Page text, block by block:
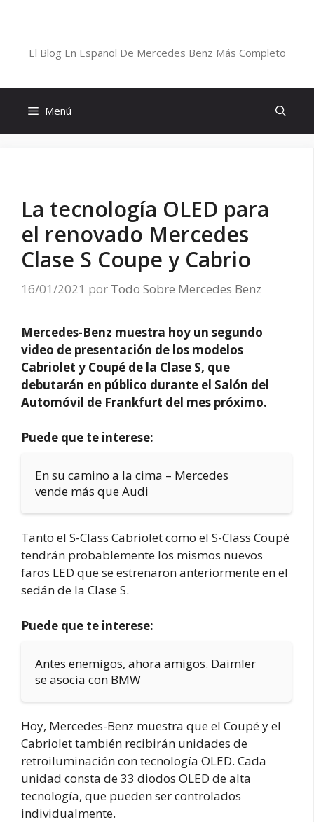
El Blog En Español De Mercedes Benz Más Completo
Menú
La tecnología OLED para
el renovado Mercedes
Clase S Coupe y Cabrio
16/01/2021 por Todo Sobre Mercedes Benz
Mercedes-Benz muestra hoy un segundo
video de presentación de los modelos
Cabriolet y Coupé de la Clase S, que
debutarán en público durante el Salón del
Automóvil de Frankfurt del mes próximo.
Puede que te interese:
En su camino a la cima – Mercedes
vende más que Audi
Tanto el S-Class Cabriolet como el S-Class Coupé
tendrán probablemente los mismos nuevos
faros LED que se estrenaron anteriormente en el
sedán de la Clase S.
Puede que te interese:
Antes enemigos, ahora amigos. Daimler
se asocia con BMW
Hoy, Mercedes-Benz muestra que el Coupé y el
Cabriolet también recibirán unidades de
retroiluminación con tecnología OLED. Cada
unidad consta de 33 diodos OLED de alta
tecnología, que pueden ser controlados
individualmente.